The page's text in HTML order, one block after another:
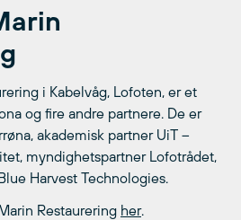
i Kabelvåg, Lofoten, er et
og fire andre partnere. De er
akademisk partner UiT –
myndighetspartner Lofotrådet,
Harvest Technologies.
Restaurering her.